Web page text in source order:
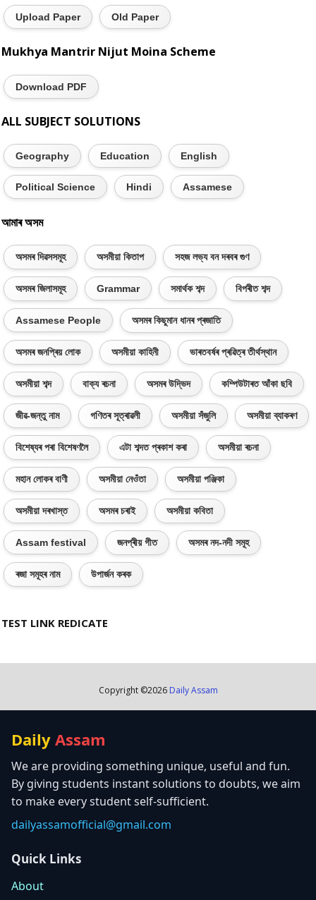
Upload Paper Old Paper
Mukhya Mantrir Nijut Moina Scheme
Download PDF
ALL SUBJECT SOLUTIONS
Geography Education English
Political Science Hindi Assamese
আমাৰ অসম
অসমৰ দিৱসসমূহ অসমীয়া কিতাপ সহজ লভ্য বন দৰবৰ গুণ
অসমৰ জিলাসমূহ Grammar সমাৰ্থক শব্দ বিপৰীত শব্দ
Assamese People অসমৰ কিছুমান ধানৰ প্ৰজাতি
অসমৰ জনপ্ৰিয় লোক অসমীয়া কাহিনী ভাৰতবৰ্ষৰ প্ৰৱিত্ৰ তীৰ্থস্থান
অসমীয়া শব্দ বাক্য ৰচনা অসমৰ উদ্ভিদ কম্পিউটাৰত আঁকা ছবি
জীৱ-জন্তু নাম গণিতৰ সূত্ৰাৱলী অসমীয়া সঁজুলি অসমীয়া ব্যাকৰণ
বিশেষ্যৰ পৰা বিশেষণলৈ এটা শব্দত প্ৰকাশ কৰা অসমীয়া ৰচনা
মহান লোকৰ বাণী অসমীয়া নেওঁতা অসমীয়া পঞ্জিকা
অসমীয়া দৰখাস্ত অসমৰ চৰাই অসমীয়া কবিতা
Assam festival জনপ্ৰীয় গীত অসমৰ নদ-নদী সমূহ
ৰজা সমূহৰ নাম উপাৰ্জন কৰক
TEST LINK REDICATE
Copyright ©2026 Daily Assam
Daily Assam
We are providing something unique, useful and fun.
By giving students instant solutions to doubts, we aim
to make every student self-sufficient.
dailyassamofficial@gmail.com
Quick Links
About